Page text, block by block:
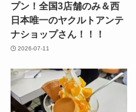
プン！全国3店舗のみ＆西
日本唯一のヤクルトアンテ
ナショップさん！！！
2026-07-11